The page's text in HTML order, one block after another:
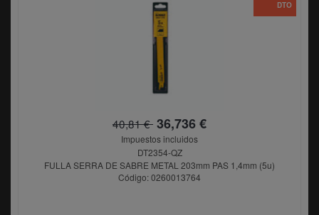
40,81 € 36,736 €
Impuestos incluidos
DT2354-QZ
FULLA SERRA DE SABRE METAL 203mm PAS 1,4mm (5u)
Código: 0260013764
DTO